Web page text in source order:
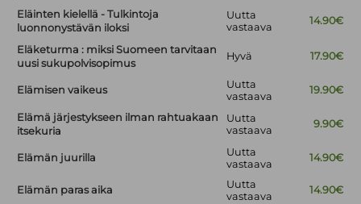
Eläinten kielellä - Tulkintoja
luonnonystävän iloksi
Uutta
vastaava
14.90€
Eläketurma : miksi Suomeen tarvitaan
uusi sukupolvisopimus
Hyvä 17.90€
Elämisen vaikeus
Uutta
vastaava
19.90€
Elämä järjestykseen ilman rahtuakaan
itsekuria
Uutta
vastaava
9.90€
Elämän juurilla
Uutta
vastaava
14.90€
Elämän paras aika
Uutta
vastaava
14.90€